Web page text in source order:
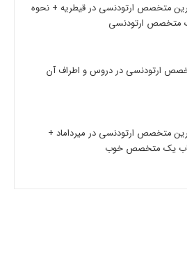
متخصص ارتودنسی در قیطریه + نحوه
متخصص ارتودنسی
ارتودنسی در دروس و اطراف آن
متخصص ارتودنسی در میرداماد +
یک متخصص خوب